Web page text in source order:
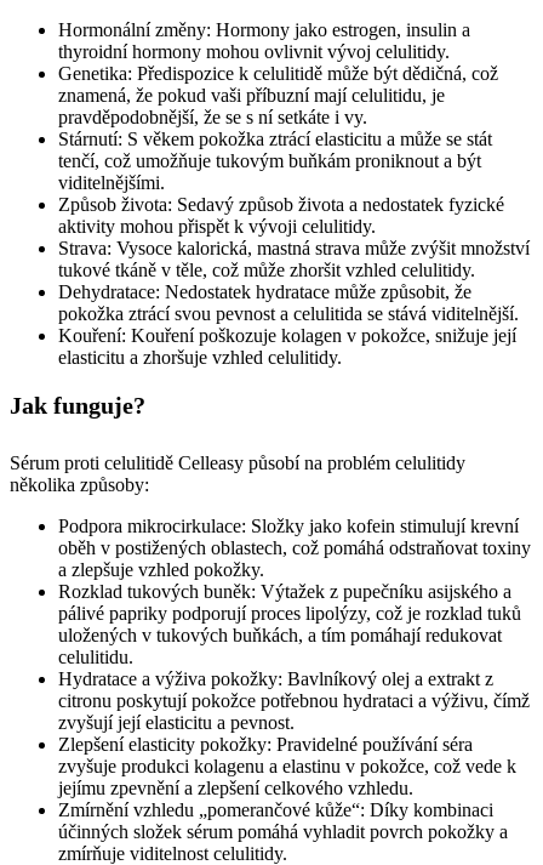
Hormonální změny: Hormony jako estrogen, insulin a
thyroidní hormony mohou ovlivnit vývoj celulitidy.
Genetika: Předispozice k celulitidě může být dědičná, což
znamená, že pokud vaši příbuzní mají celulitidu, je
pravděpodobnější, že se s ní setkáte i vy.
Stárnutí: S věkem pokožka ztrácí elasticitu a může se stát
tenčí, což umožňuje tukovým buňkám proniknout a být
viditelnějšími.
Způsob života: Sedavý způsob života a nedostatek fyzické
aktivity mohou přispět k vývoji celulitidy.
Strava: Vysoce kalorická, mastná strava může zvýšit množství
tukové tkáně v těle, což může zhoršit vzhled celulitidy.
Dehydratace: Nedostatek hydratace může způsobit, že
pokožka ztrácí svou pevnost a celulitida se stává viditelnější.
Kouření: Kouření poškozuje kolagen v pokožce, snižuje její
elasticitu a zhoršuje vzhled celulitidy.
Jak funguje?
Sérum proti celulitidě Celleasy působí na problém celulitidy
několika způsoby:
Podpora mikrocirkulace: Složky jako kofein stimulují krevní
oběh v postižených oblastech, což pomáhá odstraňovat toxiny
a zlepšuje vzhled pokožky.
Rozklad tukových buněk: Výtažek z pupečníku asijského a
pálivé papriky podporují proces lipolýzy, což je rozklad tuků
uložených v tukových buňkách, a tím pomáhají redukovat
celulitidu.
Hydratace a výživa pokožky: Bavlníkový olej a extrakt z
citronu poskytují pokožce potřebnou hydrataci a výživu, čímž
zvyšují její elasticitu a pevnost.
Zlepšení elasticity pokožky: Pravidelné používání séra
zvyšuje produkci kolagenu a elastinu v pokožce, což vede k
jejímu zpevnění a zlepšení celkového vzhledu.
Zmírnění vzhledu „pomerančové kůže“: Díky kombinaci
účinných složek sérum pomáhá vyhladit povrch pokožky a
zmírňuje viditelnost celulitidy.